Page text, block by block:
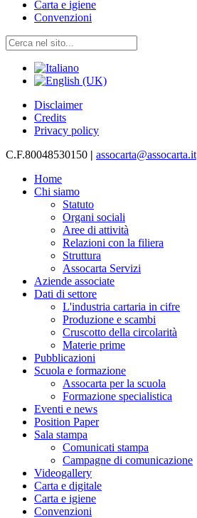
Carta e igiene
Convenzioni
Disclaimer
Credits
Privacy policy
C.F.80048530150 | assocarta@assocarta.it
Home
Chi siamo
Statuto
Organi sociali
Aree di attività
Relazioni con la filiera
Struttura
Assocarta Servizi
Aziende associate
Dati di settore
L'industria cartaria in cifre
Produzione e scambi
Cruscotto della circolarità
Materie prime
Pubblicazioni
Scuola e formazione
Assocarta per la scuola
Formazione specialistica
Eventi e news
Position Paper
Sala stampa
Comunicati stampa
Campagne di comunicazione
Videogallery
Carta e digitale
Carta e igiene
Convenzioni